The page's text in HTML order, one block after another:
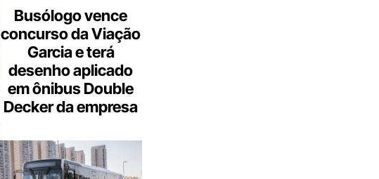
Busólogo vence
concurso da Viação
Garcia e terá
desenho aplicado
em ônibus Double
Decker da empresa